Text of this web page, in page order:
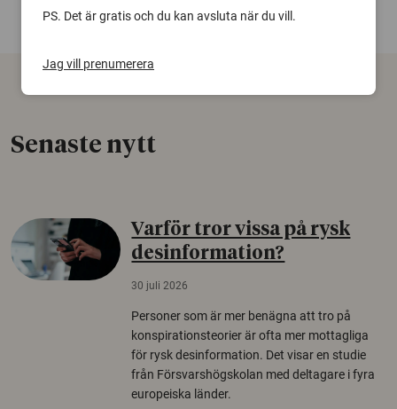
Senaste nytt
Varför tror vissa på rysk
desinformation?
30 juli 2026
Personer som är mer benägna att tro på
konspirationsteorier är ofta mer mottagliga
för rysk desinformation. Det visar en studie
från Försvarshögskolan med deltagare i fyra
europeiska länder.
PS. Det är gratis och du kan avsluta när du vill.
Jag vill prenumerera